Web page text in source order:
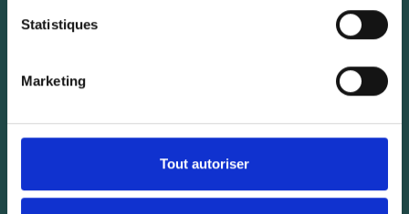
Statistiques
Marketing
Tout autoriser